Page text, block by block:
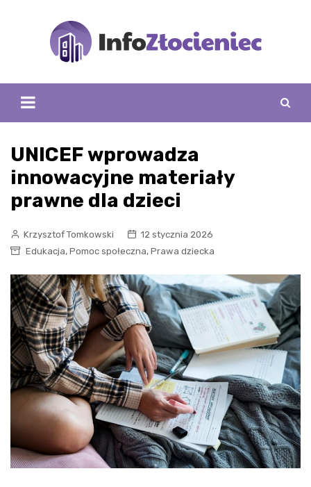
UNICEF wprowadza
innowacyjne materiały
prawne dla dzieci
Krzysztof Tomkowski
12 stycznia 2026
Edukacja, Pomoc społeczna, Prawa dziecka